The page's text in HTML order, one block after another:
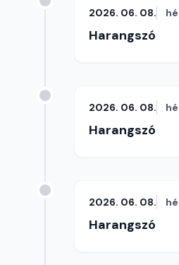
2026. 06. 08.
Harangszó
2026. 06. 08.
Harangszó
2026. 06. 08.
Harangszó